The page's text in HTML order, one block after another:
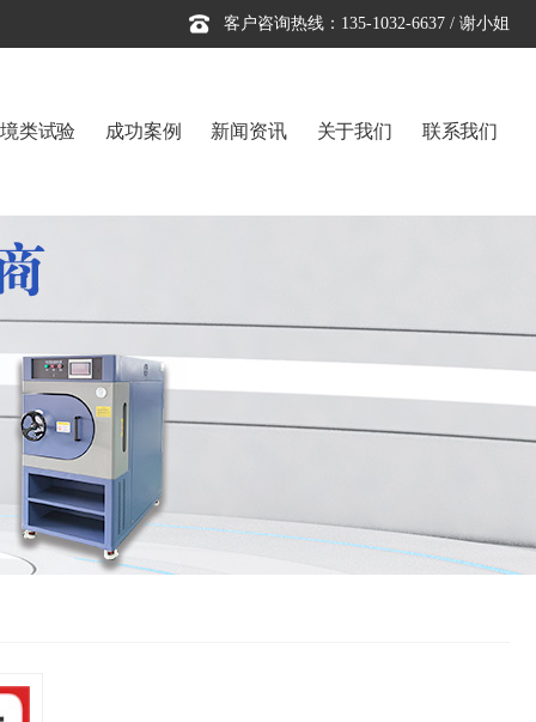
客户咨询热线：135-1032-6637 / 谢小姐
类试验 成功案例 新闻资讯 关于我们 联系我们